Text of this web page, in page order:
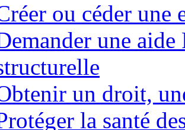
ou céder une
une
un droit,
la santé